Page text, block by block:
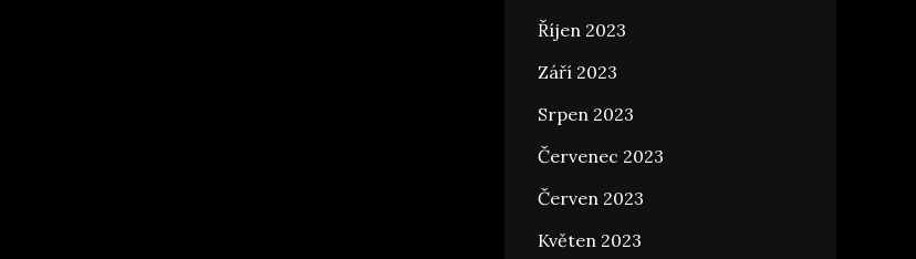
Říjen 2023
Září 2023
Srpen 2023
Červenec 2023
Červen 2023
Květen 2023